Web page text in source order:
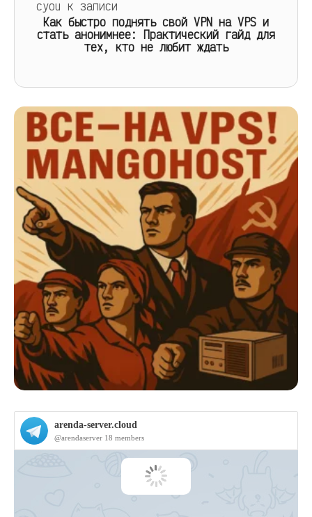
cyou к записи
Как быстро поднять свой VPN на VPS и
стать анонимнее: Практический гайд для
тех, кто не любит ждать